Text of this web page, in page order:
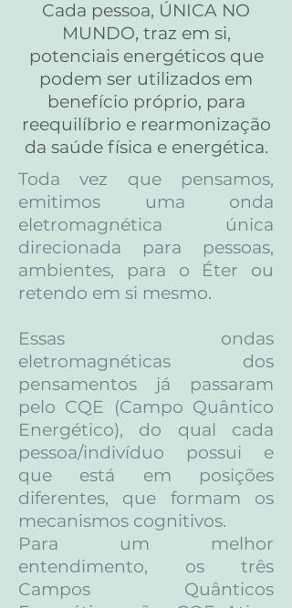
Cada pessoa, ÚNICA NO
MUNDO, traz em si,
potenciais energéticos que
podem ser utilizados em
benefício próprio, para
reequilíbrio e rearmonização
da saúde física e energética.
Toda vez que pensamos,
emitimos uma onda
eletromagnética única
direcionada para pessoas,
ambientes, para o Éter ou
retendo em si mesmo.
Essas ondas
eletromagnéticas dos
pensamentos já passaram
pelo CQE (Campo Quântico
Energético), do qual cada
pessoa/indivíduo possui e
que está em posições
diferentes, que formam os
mecanismos cognitivos.
Para um melhor
entendimento, os três
Campos Quânticos